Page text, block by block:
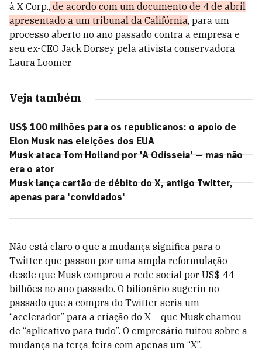
à X Corp., de acordo com um documento de 4 de abril
apresentado a um tribunal da Califórnia, para um
processo aberto no ano passado contra a empresa e
seu ex-CEO Jack Dorsey pela ativista conservadora
Laura Loomer.
Veja também
US$ 100 milhões para os republicanos: o apoio de
Elon Musk nas eleições dos EUA
Musk ataca Tom Holland por 'A Odisseia' — mas não
era o ator
Musk lança cartão de débito do X, antigo Twitter,
apenas para 'convidados'
Não está claro o que a mudança significa para o
Twitter, que passou por uma ampla reformulação
desde que Musk comprou a rede social por US$ 44
bilhões no ano passado. O bilionário sugeriu no
passado que a compra do Twitter seria um
“acelerador” para a criação do X – que Musk chamou
de “aplicativo para tudo”. O empresário tuitou sobre a
mudança na terça-feira com apenas um “X”.